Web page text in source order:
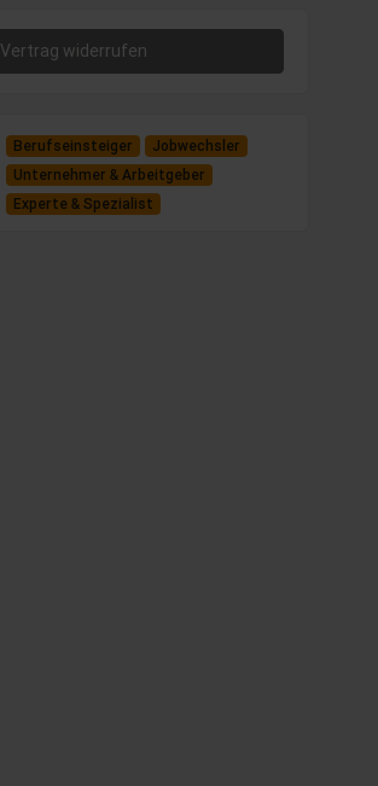
Vertrag widerrufen
Berufseinsteiger
Jobwechsler
Unternehmer & Arbeitgeber
Experte & Spezialist